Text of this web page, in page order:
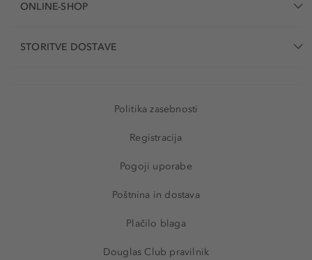
ONLINE-SHOP
STORITVE DOSTAVE
Politika zasebnosti
Registracija
Pogoji uporabe
Poštnina in dostava
Plačilo blaga
Douglas Club pravilnik